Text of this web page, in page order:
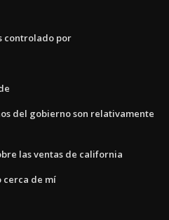
controlado por
del gobierno son relativamente
las ventas de california
cerca de mí